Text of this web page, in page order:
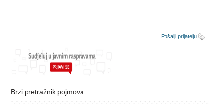
Pošalji prijatelju
Brzi pretražnik pojmova: